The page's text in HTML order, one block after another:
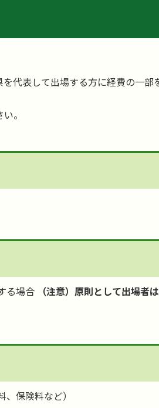
代表して出場する方に経費の一部
。
る場合
（注意）原則として出場者
保険料など）